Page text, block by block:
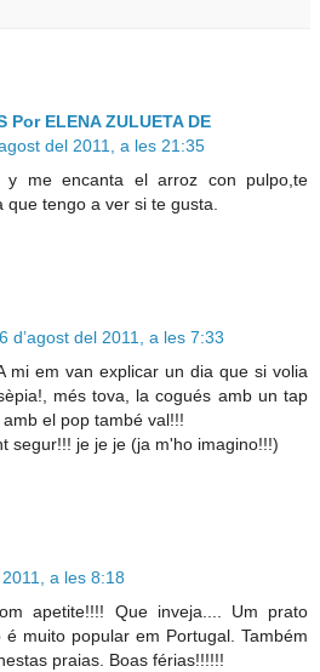
Por ELENA ZULUETA DE
del 2011, a les 21:35
y me encanta el arroz con pulpo,te
tengo a ver si te gusta.
d’agost del 2011, a les 7:33
mi em van explicar un dia que si volia
més tova, la cogués amb un tap
el pop també val!!!
segur!!! je je je (ja m'ho imagino!!!)
a les 8:18
apetite!!!! Que inveja.... Um prato
muito popular em Portugal. Também
praias. Boas férias!!!!!!